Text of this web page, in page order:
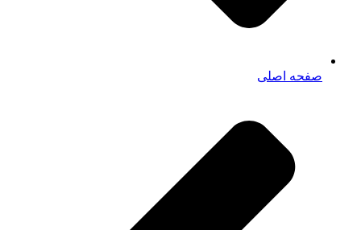
صفحه اصلی